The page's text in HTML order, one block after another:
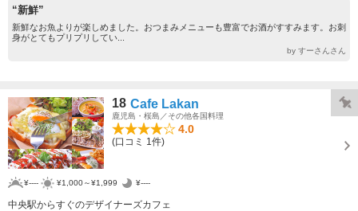
“新鮮”
新鮮なお魚よりが楽しめました。おつまみメニューも豊富でお酒がすすみます。お刺
身がとてもプリプリしてい...
by すーさんさん
18 Cafe Lakan
鹿児島・桜島／その他各国料理
4.0
(口コミ 1件)
¥---- ¥1,000～¥1,999 ¥----
中央駅からすぐのデザイナーズカフェ